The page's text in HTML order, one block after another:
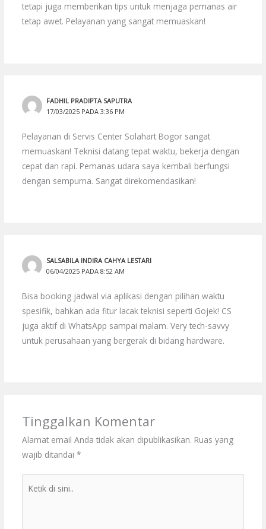
tetapi juga memberikan tips untuk menjaga pemanas air
tetap awet. Pelayanan yang sangat memuaskan!
FADHIL PRADIPTA SAPUTRA
17/03/2025 PADA 3:36 PM
Pelayanan di Servis Center Solahart Bogor sangat
memuaskan! Teknisi datang tepat waktu, bekerja dengan
cepat dan rapi. Pemanas udara saya kembali berfungsi
dengan sempurna. Sangat direkomendasikan!
SALSABILA INDIRA CAHYA LESTARI
06/04/2025 PADA 8:52 AM
Bisa booking jadwal via aplikasi dengan pilihan waktu
spesifik, bahkan ada fitur lacak teknisi seperti Gojek! CS
juga aktif di WhatsApp sampai malam. Very tech-savvy
untuk perusahaan yang bergerak di bidang hardware.
Tinggalkan Komentar
Alamat email Anda tidak akan dipublikasikan. Ruas yang
wajib ditandai *